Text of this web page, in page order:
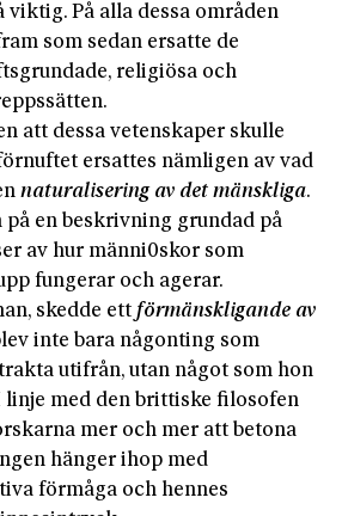
På alla dessa områden
som sedan ersatte de
religiösa och
att dessa vetenskaper skulle
ersattes nämligen av vad
naturalisering av det mänskliga.
på en beskrivning grundad på
av hur männi0skor som
fungerar och agerar.
skedde ettförmänskligande av
inte bara någonting som
utifrån, utan något som hon
linje med den brittiske filosofen
mer och mer att betona
hänger ihop med
förmåga och hennes